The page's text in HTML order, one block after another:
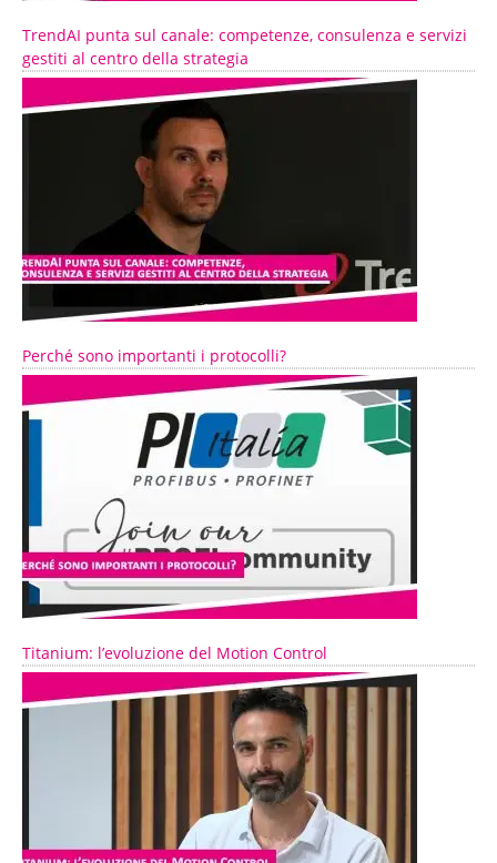
TrendAI punta sul canale: competenze, consulenza e servizi
gestiti al centro della strategia
Perché sono importanti i protocolli?
Titanium: l’evoluzione del Motion Control